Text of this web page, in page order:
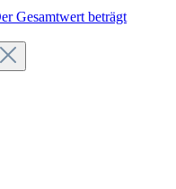
Gesamtwert beträgt